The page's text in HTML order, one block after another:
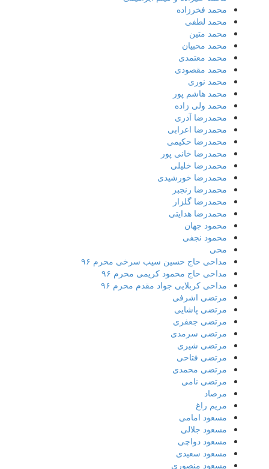
محمد فخرزاده
محمد لطفی
محمد متین
محمد محبیان
محمد معتمدی
محمد مقصودی
محمد نوری
محمد هاشم پور
محمد ولی زاده
محمدرضا آذری
محمدرضا اعرابی
محمدرضا حکیمی
محمدرضا خانی پور
محمدرضا خلیلی
محمدرضا خورشیدی
محمدرضا رنجبر
محمدرضا گلزار
محمدرضا هدایتی
محمود جهان
محمود نجفی
محی
مداحی حاج حسین سیب سرخی محرم ۹۶
مداحی حاج محمود کریمی محرم ۹۶
مداحی کربلایی جواد مقدم محرم ۹۶
مرتضی اشرفی
مرتضی پاشایی
مرتضی جعفری
مرتضی سرمدی
مرتضی شیری
مرتضی فتاحی
مرتضی محمدی
مرتضی نامی
مرصاد
مریم راغ
مسعود امامی
مسعود جلالی
مسعود دواچی
مسعود سعیدی
مسعود منصوری